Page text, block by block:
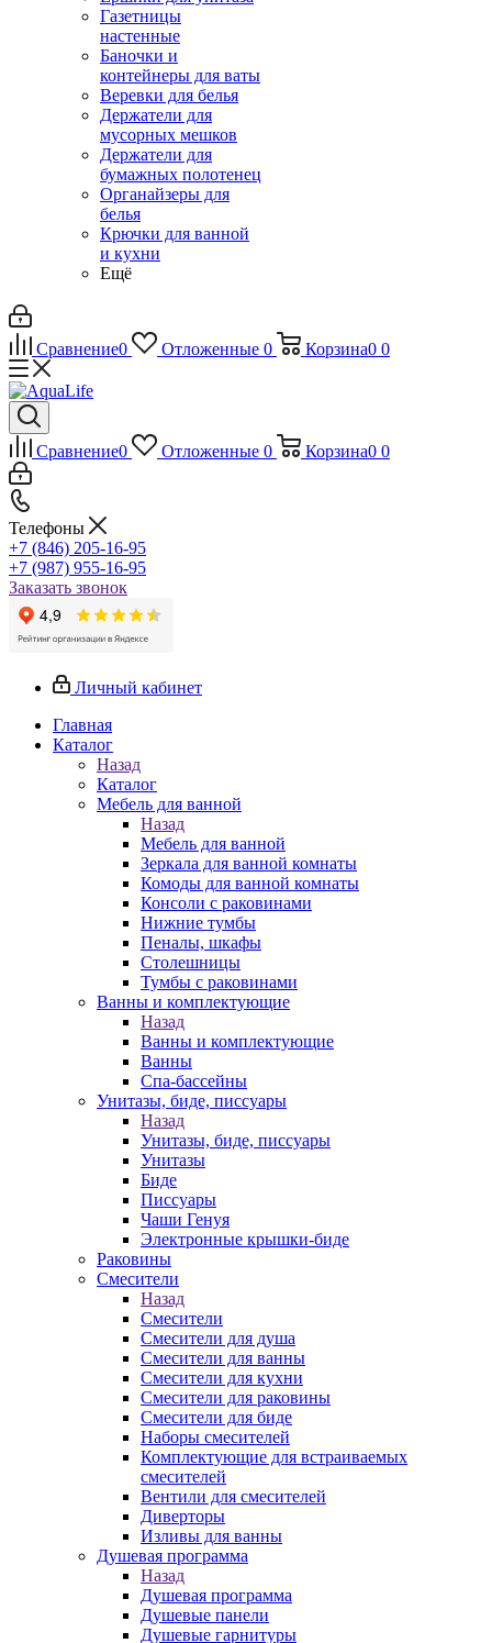
Газетницы
настенные
Баночки и
контейнеры для ваты
Веревки для белья
Держатели для
мусорных мешков
Держатели для
бумажных полотенец
Органайзеры для
белья
Крючки для ванной
и кухни
Ещё
Сравнение0 Отложенные 0 Корзина0 0
Сравнение0 Отложенные 0 Корзина0 0
Телефоны
+7 (846) 205-16-95
+7 (987) 955-16-95
Заказать звонок
Личный кабинет
Главная
Каталог
Назад
Каталог
Мебель для ванной
Назад
Мебель для ванной
Зеркала для ванной комнаты
Комоды для ванной комнаты
Консоли с раковинами
Нижние тумбы
Пеналы, шкафы
Столешницы
Тумбы с раковинами
Ванны и комплектующие
Назад
Ванны и комплектующие
Ванны
Спа-бассейны
Унитазы, биде, писсуары
Назад
Унитазы, биде, писсуары
Унитазы
Биде
Писсуары
Чаши Генуя
Электронные крышки-биде
Раковины
Смесители
Назад
Смесители
Смесители для душа
Смесители для ванны
Смесители для кухни
Смесители для раковины
Смесители для биде
Наборы смесителей
Комплектующие для встраиваемых
смесителей
Вентили для смесителей
Диверторы
Изливы для ванны
Душевая программа
Назад
Душевая программа
Душевые панели
Душевые гарнитуры